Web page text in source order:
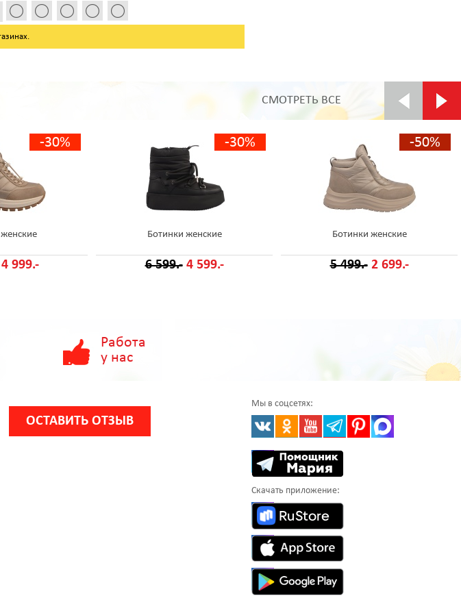
СМОТРЕТЬ ВСЕ
-30%
4 999.-
-30%
Ботинки женские
6 599.- 4 599.-
-50%
Ботинки женские
5 499.- 2 699.-
Работа
у нас
ОСТАВИТЬ ОТЗЫВ
Мы в соцсетях:
Скачать приложение: